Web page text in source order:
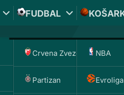
FUDBAL
Crvena Zvezda
Partizan
NBA
Evroliga